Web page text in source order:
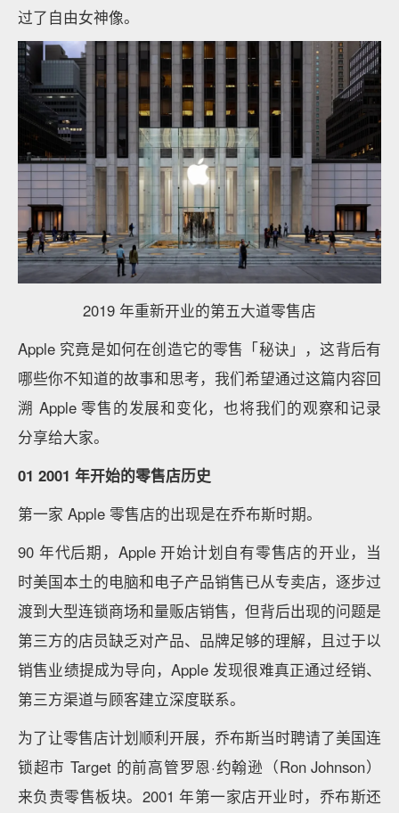
过了自由女神像。
2019 年重新开业的第五大道零售店
Apple 究竟是如何在创造它的零售「秘诀」，这背后有
哪些你不知道的故事和思考，我们希望通过这篇内容回
溯 Apple 零售的发展和变化，也将我们的观察和记录
分享给大家。
01 2001 年开始的零售店历史
第一家 Apple 零售店的出现是在乔布斯时期。
90 年代后期，Apple 开始计划自有零售店的开业，当
时美国本土的电脑和电子产品销售已从专卖店，逐步过
渡到大型连锁商场和量贩店销售，但背后出现的问题是
第三方的店员缺乏对产品、品牌足够的理解，且过于以
销售业绩提成为导向，Apple 发现很难真正通过经销、
第三方渠道与顾客建立深度联系。
为了让零售店计划顺利开展，乔布斯当时聘请了美国连
锁超市 Target 的前高管罗恩·约翰逊（Ron Johnson）
来负责零售板块。2001 年第一家店开业时，乔布斯还